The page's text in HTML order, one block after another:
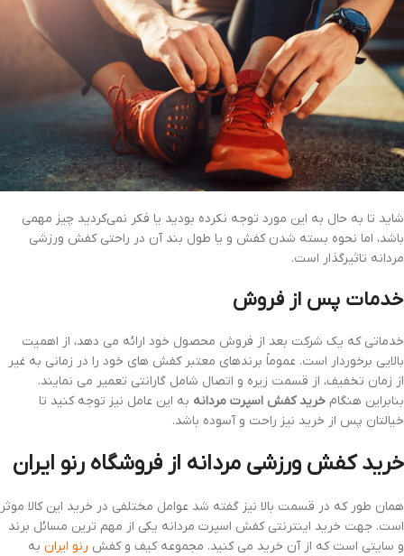
شاید تا به حال به این مورد توجه نکرده بودید یا فکر نمی‌کردید چیز مهمی
باشد، اما نحوه بسته شدن کفش و یا طول بند آن در راحتی کفش ورزشی
مردانه تاثیرگذار است.
خدمات پس از فروش
خدماتی که یک شرکت بعد از فروش محصول خود ارائه می دهد، از اهمیت
بالایی برخوردار است. عموماً برندهای معتبر کفش های خود را در زمانی به غیر
از زمان تخفیف، از قسمت زیره و اتصال شامل گارانتی تعمیر می نمایند.
بنابراین هنگام خرید کفش اسپرت مردانه به این عامل نیز توجه کنید تا
خیالتان پس از خرید نیز راحت و آسوده باشد.
خرید کفش ورزشی مردانه از فروشگاه رنو ایران
همان طور که در قسمت بالا نیز گفته شد عوامل مختلفی در خرید این کالا موثر
است. جهت خرید اینترنتی کفش اسپرت مردانه یکی از مهم ترین مسائل برند
و سایتی است که از آن خرید می کنید. مجموعه کیف و کفش رنو ایران به